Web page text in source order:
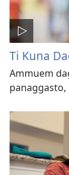
Ti Kuna
Ammuem